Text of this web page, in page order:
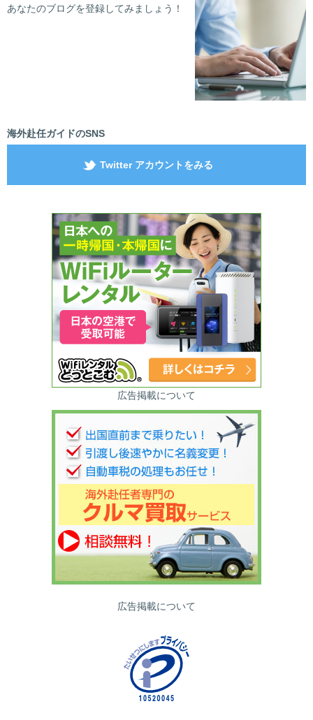
あなたのブログを登録してみましょう！
海外赴任ガイドのSNS
Twitter アカウントをみる
広告掲載について
広告掲載について